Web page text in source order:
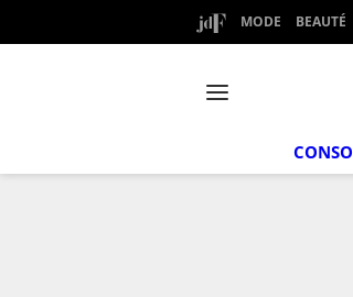
MODE BEAUTÉ
CONSO